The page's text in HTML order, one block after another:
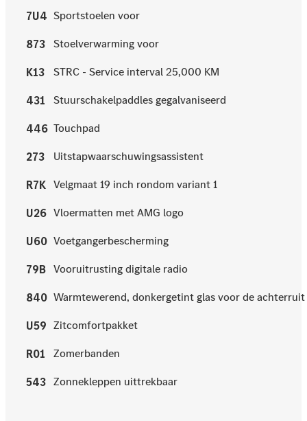
7U4 Sportstoelen voor
873 Stoelverwarming voor
K13 STRC - Service interval 25,000 KM
431 Stuurschakelpaddles gegalvaniseerd
446 Touchpad
273 Uitstapwaarschuwingsassistent
R7K Velgmaat 19 inch rondom variant 1
U26 Vloermatten met AMG logo
U60 Voetgangerbescherming
79B Vooruitrusting digitale radio
840 Warmtewerend, donkergetint glas voor de
U59 Zitcomfortpakket
R01 Zomerbanden
543 Zonnekleppen uittrekbaar